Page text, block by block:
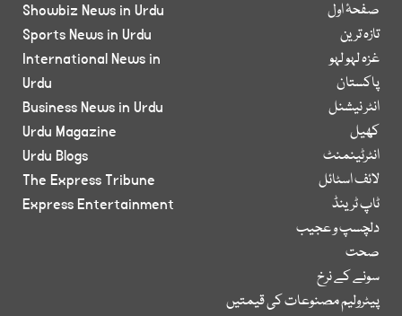
صفحۂ اول
تازہ ترین
غزہ لہو لہو
پاکستان
انٹر نیشنل
کھیل
انٹرٹینمنٹ
لائف اسٹائل
ٹاپ ٹرینڈ
دلچسپ و عجیب
صحت
سونے کے نرخ
پیٹرولیم مصنوعات کی قیمتیں
Showbiz News in Urdu
Sports News in Urdu
International News in
Urdu
Business News in Urdu
Urdu Magazine
Urdu Blogs
The Express Tribune
Express Entertainment